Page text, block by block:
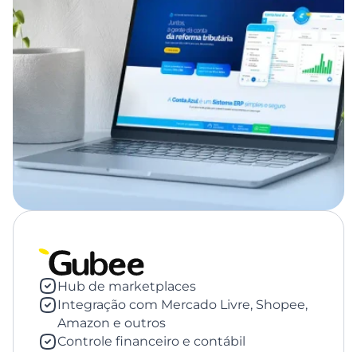
Hub de marketplaces
Integração com Mercado Livre, Shopee,
Amazon e outros
Controle financeiro e contábil